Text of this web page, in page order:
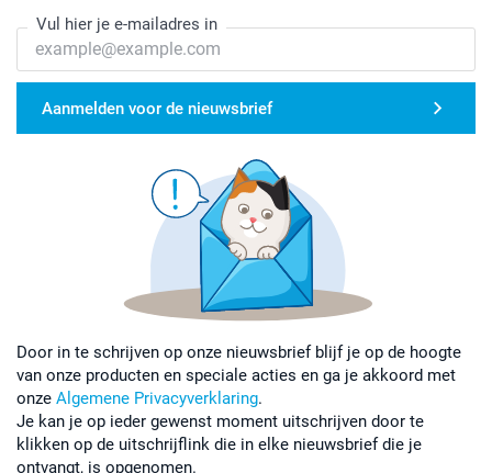
Vul hier je e-mailadres in
Aanmelden voor de nieuwsbrief
Door in te schrijven op onze nieuwsbrief blijf je op de hoogte
van onze producten en speciale acties en ga je akkoord met
onze Algemene Privacyverklaring.
Je kan je op ieder gewenst moment uitschrijven door te
klikken op de uitschrijflink die in elke nieuwsbrief die je
ontvangt, is opgenomen.